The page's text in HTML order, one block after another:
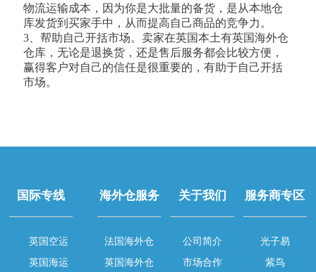
物流运输成本，因为你是大批量的备货，是从本地仓
库发货到买家手中，从而提高自己商品的竞争力。
3、帮助自己开括市场。卖家在英国本土有英国海外仓
仓库，无论是退换货，还是售后服务都会比较方便，
赢得客户对自己的信任是很重要的，有助于自己开括
市场。
国际专线
英国空运
英国海运
海外仓服务
法国海外仓
英国海外仓
关于我们
公司简介
市场合作
服务商专区
光子易
紫鸟